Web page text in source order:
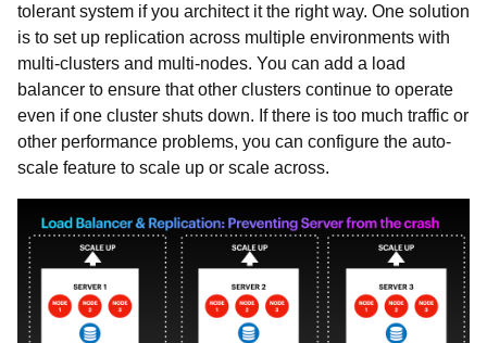
tolerant system if you architect it the right way. One solution
is to set up replication across multiple environments with
multi-clusters and multi-nodes. You can add a load
balancer to ensure that other clusters continue to operate
even if one cluster shuts down. If there is too much traffic or
other performance problems, you can configure the auto-
scale feature to scale up or scale across.